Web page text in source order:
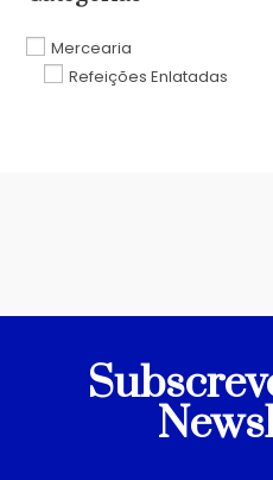
Mercearia
Refeições Enlatadas